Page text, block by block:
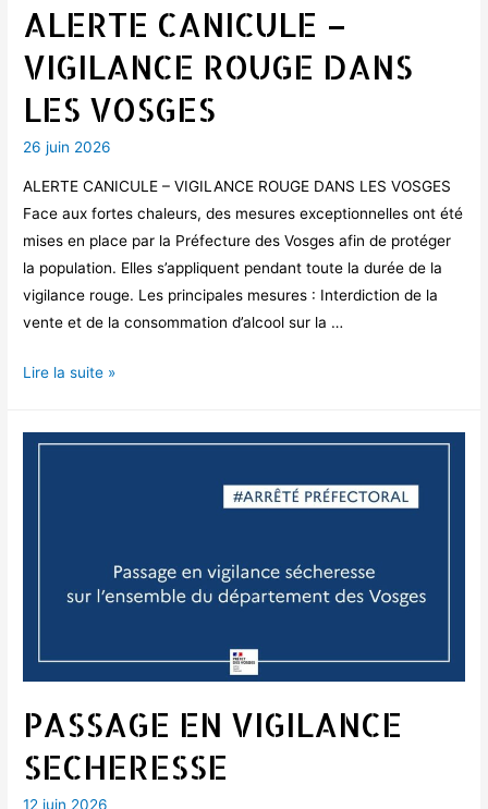
ALERTE CANICULE –
VIGILANCE ROUGE DANS
LES VOSGES
26 juin 2026
ALERTE CANICULE – VIGILANCE ROUGE DANS LES VOSGES
Face aux fortes chaleurs, des mesures exceptionnelles ont été
mises en place par la Préfecture des Vosges afin de protéger
la population. Elles s’appliquent pendant toute la durée de la
vigilance rouge. Les principales mesures : Interdiction de la
vente et de la consommation d’alcool sur la …
ALERTE
Lire la suite »
PASSAGE EN VIGILANCE
SECHERESSE
12 juin 2026